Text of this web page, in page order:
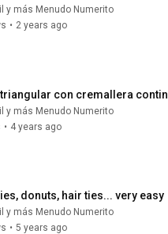
y más Menudo Numerito
• 2 years ago
triangular con cremallera
y más Menudo Numerito
• 4 years ago
donuts, hair ties... very easy
y más Menudo Numerito
• 5 years ago